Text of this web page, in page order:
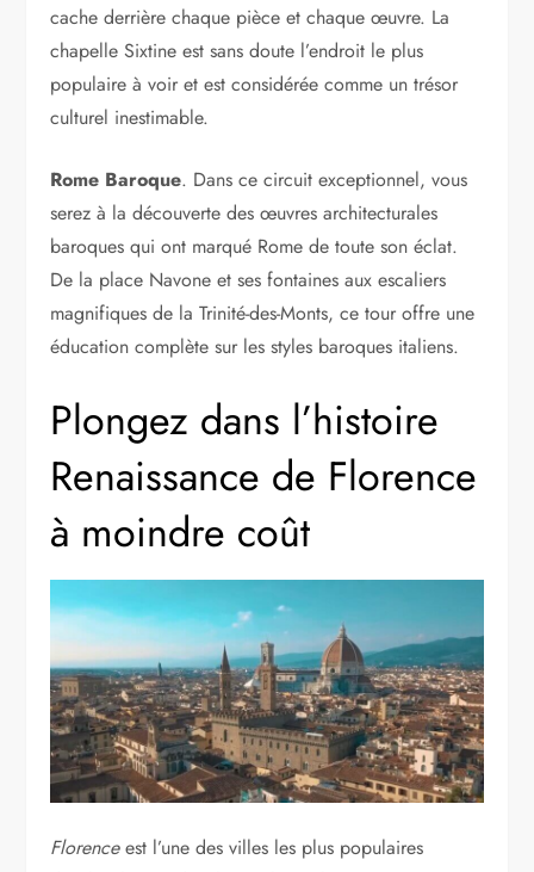
cache derrière chaque pièce et chaque œuvre. La
chapelle Sixtine est sans doute l’endroit le plus
populaire à voir et est considérée comme un trésor
culturel inestimable.
Rome Baroque. Dans ce circuit exceptionnel, vous
serez à la découverte des œuvres architecturales
baroques qui ont marqué Rome de toute son éclat.
De la place Navone et ses fontaines aux escaliers
magnifiques de la Trinité-des-Monts, ce tour offre une
éducation complète sur les styles baroques italiens.
Plongez dans l’histoire
Renaissance de Florence
à moindre coût
Florenceest l’une des villes les plus populaires